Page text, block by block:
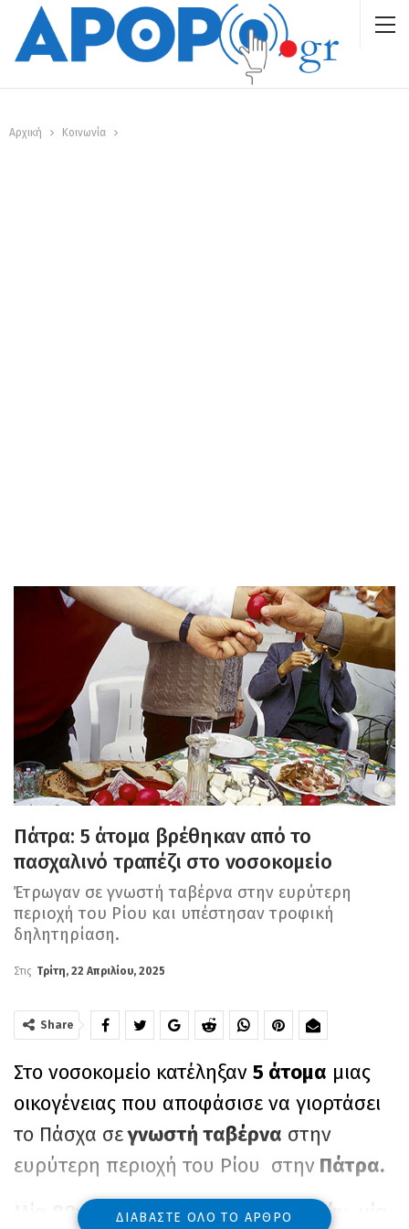
Αρχική Κοινωνία
Πάτρα: 5 άτομα βρέθηκαν από το
πασχαλινό τραπέζι στο νοσοκομείο
Έτρωγαν σε γνωστή ταβέρνα στην ευρύτερη
περιοχή του Ρίου και υπέστησαν τροφική
δηλητηρίαση.
Στις Τρίτη, 22 Απριλίου, 2025
Share
Στο νοσοκομείο κατέληξαν 5 άτομα μιας
οικογένειας που αποφάσισε να γιορτάσει
το Πάσχα σεγνωστή ταβέρνα στην
ευρύτερη περιοχή του Ρίου στην Πάτρα.
88χρονη,ο αδελφός της93 ετών
ΔΙΑΒΆΣΤΕ ΌΛΟ ΤΟ ΆΡΘΡΟ